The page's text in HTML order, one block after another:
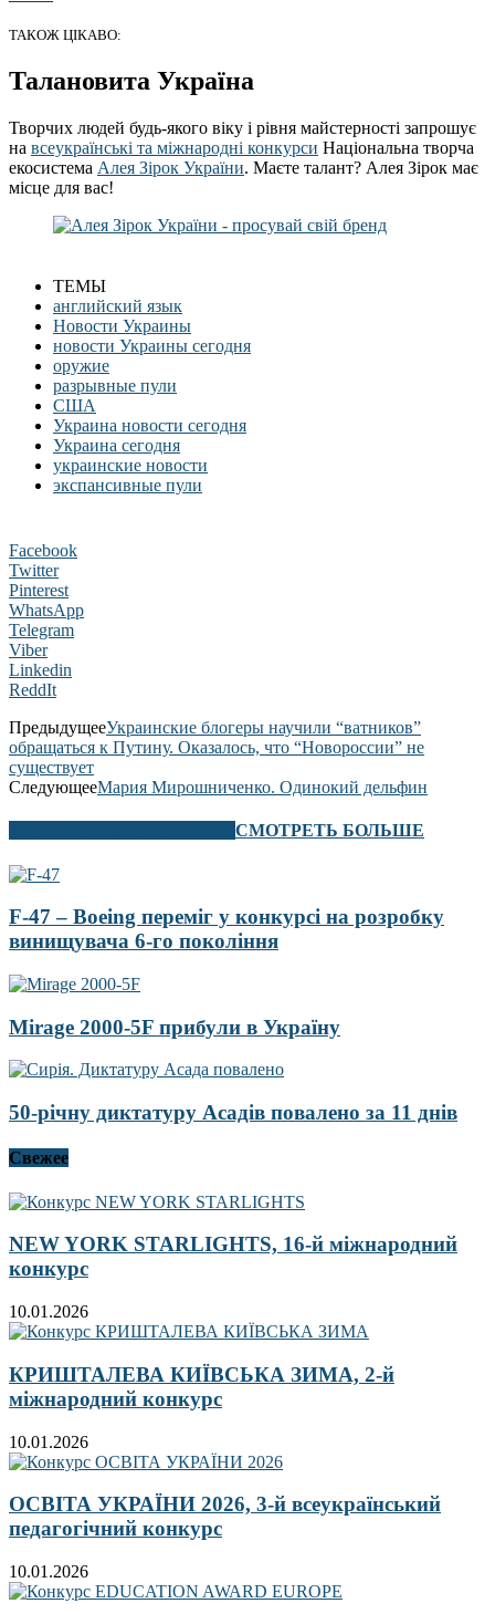
ТАКОЖ ЦІКАВО:
Талановита Україна
Творчих людей будь-якого віку і рівня майстерності запрошує
на всеукраїнські та міжнародні конкурси Національна творча
екосистема Алея Зірок України. Маєте талант? Алея Зірок має
місце для вас!
ТЕМЫ
английский язык
Новости Украины
новости Украины сегодня
оружие
разрывные пули
США
Украина новости сегодня
Украина сегодня
украинские новости
экспансивные пули
Facebook
Twitter
Pinterest
WhatsApp
Telegram
Viber
Linkedin
ReddIt
ПредыдущееУкраинские блогеры научили “ватников”
обращаться к Путину. Оказалось, что “Новороссии” не
существует
СледующееМария Мирошниченко. Одинокий дельфин
СМОТРЕТЬ БОЛЬШЕ
F-47 – Boeing переміг у конкурсі на розробку
винищувача 6-го покоління
Mirage 2000-5F прибули в Україну
50-річну диктатуру Асадів повалено за 11 днів
Свежее
NEW YORK STARLIGHTS, 16-й міжнародний
конкурс
10.01.2026
КРИШТАЛЕВА КИЇВСЬКА ЗИМА, 2-й
міжнародний конкурс
10.01.2026
ОСВІТА УКРАЇНИ 2026, 3-й всеукраїнський
педагогічний конкурс
10.01.2026